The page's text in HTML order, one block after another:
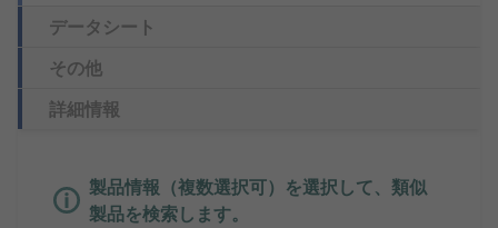
データシート
その他
詳細情報
製品情報（複数選択可）を選択して、類似
製品を検索します。